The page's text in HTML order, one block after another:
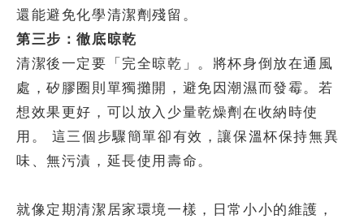
還能避免化學清潔劑殘留。
第三步：徹底晾乾
清潔後一定要「完全晾乾」。將杯身倒放在通風
處，矽膠圈則單獨攤開，避免因潮濕而發霉。若
想效果更好，可以放入少量乾燥劑在收納時使
用。 這三個步驟簡單卻有效，讓保溫杯保持無異
味、無污漬，延長使用壽命。
就像定期清潔居家環境一樣，日常小小的維護，